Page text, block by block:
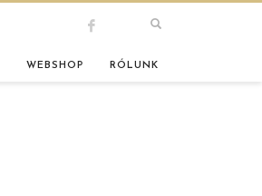
WEBSHOP RÓLUNK